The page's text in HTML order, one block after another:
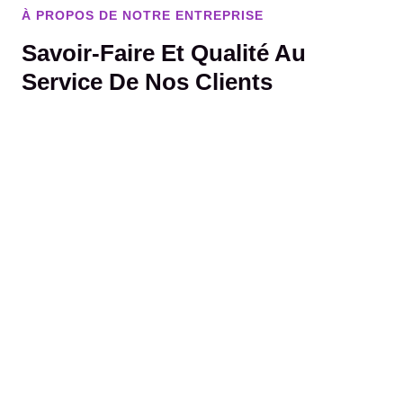
À PROPOS DE NOTRE ENTREPRISE
Savoir-Faire Et Qualité Au
Service De Nos Clients